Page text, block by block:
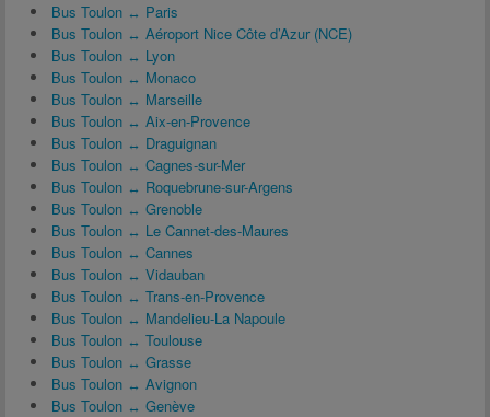
Bus Toulon ↔ Paris
Bus Toulon ↔ Aéroport Nice Côte d’Azur (NCE)
Bus Toulon ↔ Lyon
Bus Toulon ↔ Monaco
Bus Toulon ↔ Marseille
Bus Toulon ↔ Aix-en-Provence
Bus Toulon ↔ Draguignan
Bus Toulon ↔ Cagnes-sur-Mer
Bus Toulon ↔ Roquebrune-sur-Argens
Bus Toulon ↔ Grenoble
Bus Toulon ↔ Le Cannet-des-Maures
Bus Toulon ↔ Cannes
Bus Toulon ↔ Vidauban
Bus Toulon ↔ Trans-en-Provence
Bus Toulon ↔ Mandelieu-La Napoule
Bus Toulon ↔ Toulouse
Bus Toulon ↔ Grasse
Bus Toulon ↔ Avignon
Bus Toulon ↔ Genève